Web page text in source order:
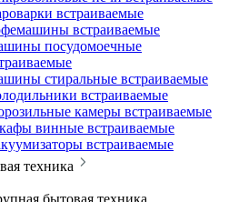
встраиваемые
встраиваемые
посудомоечные
стиральные встраиваемые
встраиваемые
камеры встраиваемые
винные встраиваемые
встраиваемые
техника
бытовая техника